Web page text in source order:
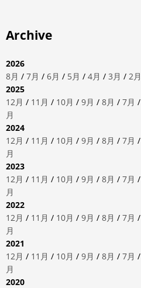
Archive
2026
8月 / 7月 / 6月 / 5月 / 4月 / 3月 / 2月
2025
12月 / 11月 / 10月 / 9月 / 8月 / 7月 /
月
2024
12月 / 11月 / 10月 / 9月 / 8月 / 7月 /
月
2023
12月 / 11月 / 10月 / 9月 / 8月 / 7月 /
月
2022
12月 / 11月 / 10月 / 9月 / 8月 / 7月 /
月
2021
12月 / 11月 / 10月 / 9月 / 8月 / 7月 /
月
2020